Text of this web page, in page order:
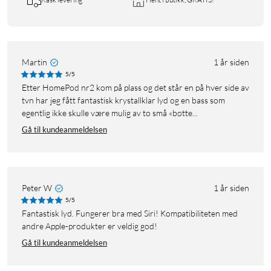
Martin 1 år siden
5/5
Etter HomePod nr2 kom på plass og det står en på hver side av
tvn har jeg fått fantastisk krystallklar lyd og en bass som
egentlig ikke skulle være mulig av to små «bøtte...
Gå til kundeanmeldelsen
Peter W 1 år siden
5/5
Fantastisk lyd. Fungerer bra med Siri! Kompatibiliteten med
andre Apple-produkter er veldig god!
Gå til kundeanmeldelsen